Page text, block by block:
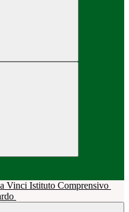
Istituto Comprensivo